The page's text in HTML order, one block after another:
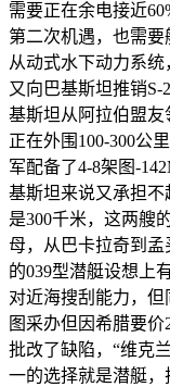
需要正在余电接近
第二次机遇，也需
从动式水下动力系
又向巴基斯坦推销S-
基斯坦从阿拉伯盟
正在外围100-300公
军配备了4-8架图-
基斯坦来说又承担
是300千米，这两艘
母，从巴卡拉奇到孟
的039型潜艇设想上
对近海搜刮能力，但
图采办但因希腊要
批改了缺陷，“维克
一的选择就是潜艇，